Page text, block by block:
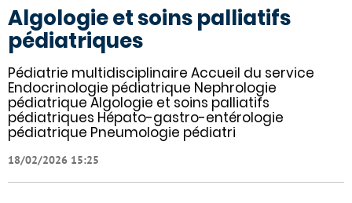
Algologie et soins palliatifs
pédiatriques
Pédiatrie multidisciplinaire Accueil du service
Endocrinologie pédiatrique Nephrologie
pédiatrique Algologie et soins palliatifs
pédiatriques Hépato-gastro-entérologie
pédiatrique Pneumologie pédiatri
18/02/2026 15:25